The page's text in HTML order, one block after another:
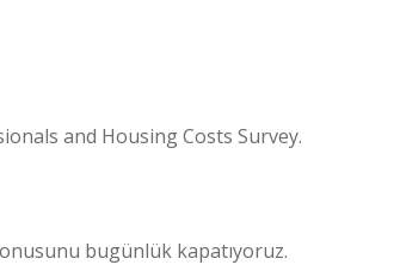
and Housing Costs Survey.
bugünlük kapatıyoruz.